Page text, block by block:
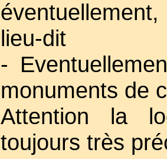
lieu-dit
-
monuments de
Attention la
toujours très